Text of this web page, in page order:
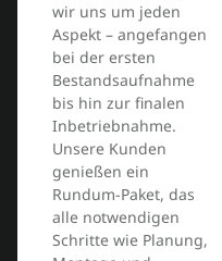
wir uns um jeden
Aspekt – angefangen
bei der ersten
Bestandsaufnahme
bis hin zur finalen
Inbetriebnahme.
Unsere Kunden
genießen ein
Rundum-Paket, das
alle notwendigen
Schritte wie Planung,